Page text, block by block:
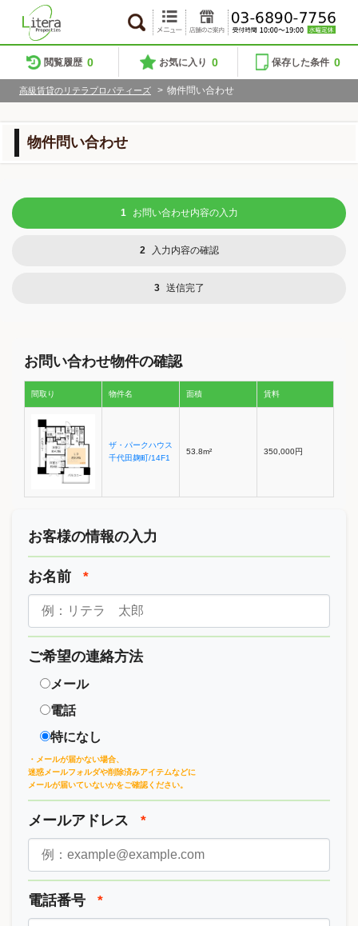
閲覧履歴 0 お気に入り 0 保存した条件 0
高級賃貸のリテラプロパティーズ > 物件問い合わせ
物件問い合わせ
1 お問い合わせ内容の入力
2 入力内容の確認
3 送信完了
お問い合わせ物件の確認
間取り 物件名 面積 賃料
ザ・パークハウス
千代田麹町/14F1
53.8m² 350,000円
お客様の情報の入力
お名前 *
ご希望の連絡方法
メール
電話
特になし
・メールが届かない場合、
迷惑メールフォルダや削除済みアイテムなどに
メールが届いていないかをご確認ください。
メールアドレス *
電話番号 *